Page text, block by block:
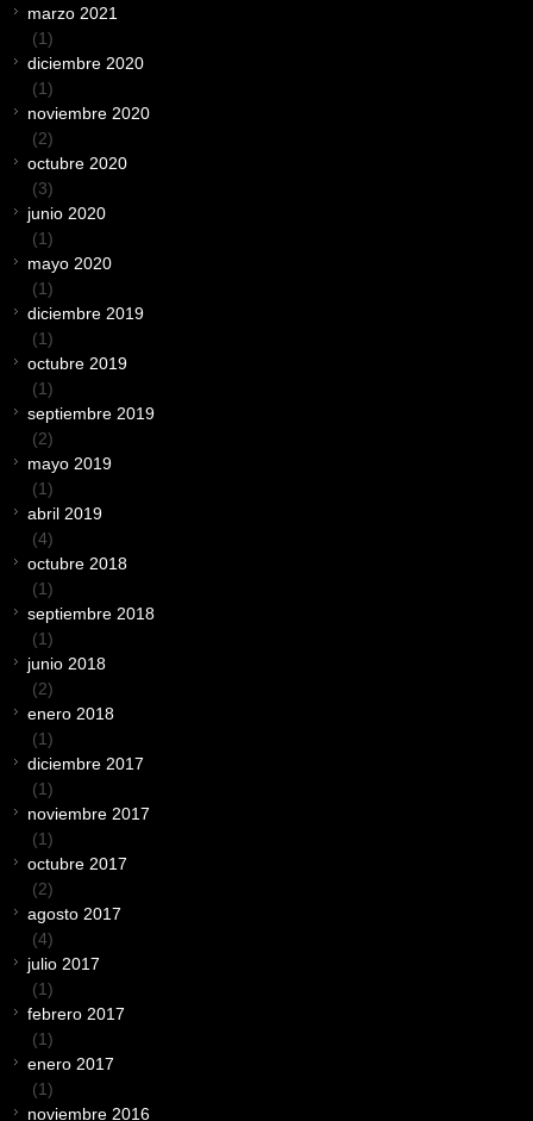
marzo 2021
(1)
diciembre 2020
(1)
noviembre 2020
(2)
octubre 2020
(3)
junio 2020
(1)
mayo 2020
(1)
diciembre 2019
(1)
octubre 2019
(1)
septiembre 2019
(2)
mayo 2019
(1)
abril 2019
(4)
octubre 2018
(1)
septiembre 2018
(1)
junio 2018
(2)
enero 2018
(1)
diciembre 2017
(1)
noviembre 2017
(1)
octubre 2017
(2)
agosto 2017
(4)
julio 2017
(1)
febrero 2017
(1)
enero 2017
(1)
noviembre 2016